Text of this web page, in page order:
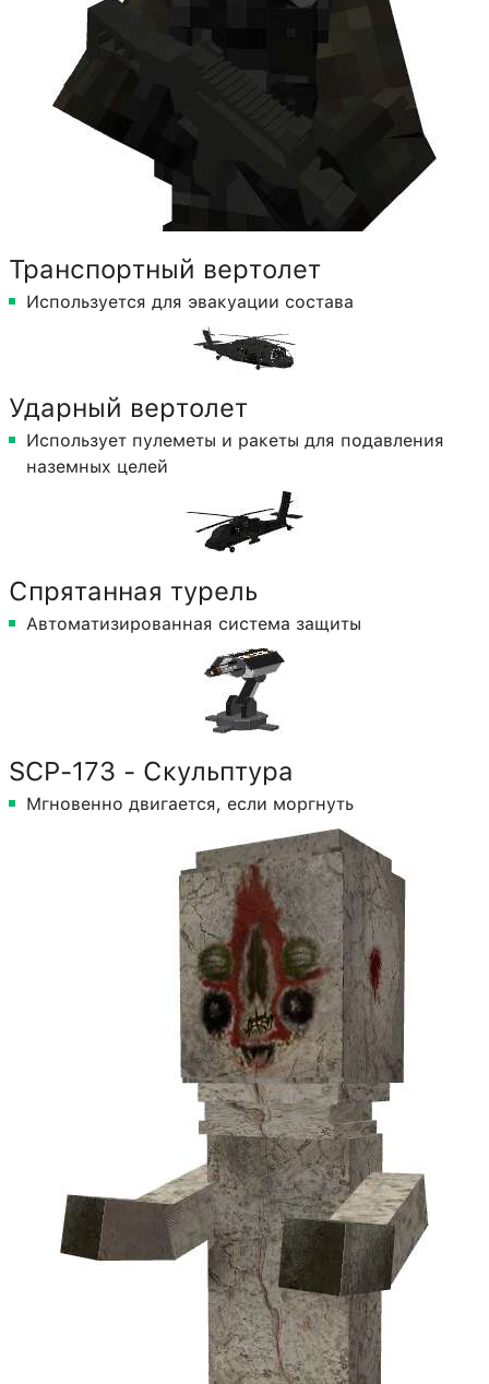
Транспортный вертолет
Используется для эвакуации состава
Ударный вертолет
Использует пулеметы и ракеты для подавления
наземных целей
Спрятанная турель
Автоматизированная система защиты
SCP-173 - Скульптура
Мгновенно двигается, если моргнуть